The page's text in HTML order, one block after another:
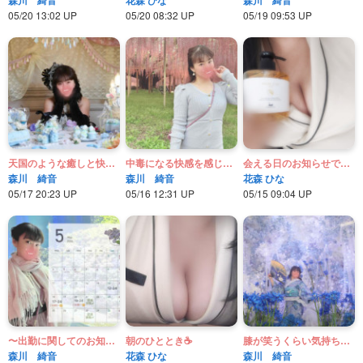
05/20 13:02 UP 05/20 08:32 UP 05/19 09:53 UP
天国のような癒しと快楽地獄
森川 綺音
05/17 20:23 UP
中毒になる快感を感じてイキ果ててね♡
森川 綺音
05/16 12:31 UP
会える日のお知らせです🫧
花森 ひな
05/15 09:04 UP
〜出勤に関してのお知らせ〜
森川 綺音
朝のひととき☕
花森 ひな
膝が笑うくらい気持ち良くなろうね♡
森川 綺音